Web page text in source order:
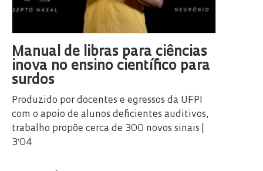
Manual de libras para ciências
inova no ensino científico para
surdos
Produzido por docentes e egressos da UFPI
com o apoio de alunos deficientes auditivos,
trabalho propõe cerca de 300 novos sinais |
3'04